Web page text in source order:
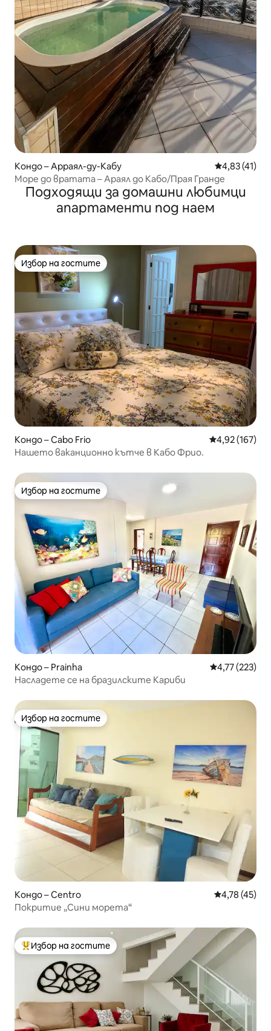
Кондо – Арраял-ду-Кабу Средна
4,83 (41)
Море до вратата – Араял до Кабо/Прая Гранде
Подходящи за домашни любимци
апартаменти под наем
Избор на гостите
Избор на гостите
Кондо – Cabo Frio Средна
4,92 (167)
Нашето ваканционно кътче в Кабо Фрио.
Избор на гостите
Избор на гостите
Кондо – Prainha Средна
4,77 (223)
Насладете се на бразилските Кариби
Избор на гостите
Избор на гостите
Кондо – Centro Средна
4,78 (45)
Покритие „Сини морета“
Най-популярен избор на гостите
Избор на гостите